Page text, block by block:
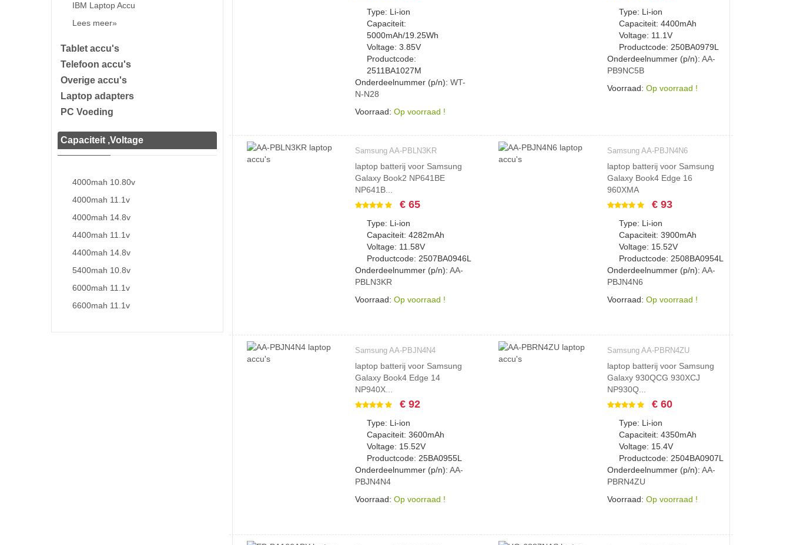
IBM Laptop Accu
Lees meer»
Tablet accu's
Telefoon accu's
Overige accu's
Laptop adapters
PC Voeding
Capaciteit ,Voltage
4000mah 10.80v
4000mah 11.1v
4000mah 14.8v
4400mah 11.1v
4400mah 14.8v
5400mah 10.8v
6000mah 11.1v
6600mah 11.1v
Type: Li-ion
Capaciteit:
5000mAh/19.25Wh
Voltage: 3.85V
Productcode:
2511BA1027M
Onderdeelnummer (p/n): WT-
N-N28
Voorraad: Op voorraad !
Type: Li-ion
Capaciteit: 4400mAh
Voltage: 11.1V
Productcode: 250BA0979L
Onderdeelnummer (p/n): AA-
PB9NC5B
Voorraad: Op voorraad !
Samsung AA-PBLN3KR
laptop batterij voor Samsung
Galaxy Book2 NP641BE
NP641B...
€ 65
Type: Li-ion
Capaciteit: 4282mAh
Voltage: 11.58V
Productcode: 2507BA0946L
Onderdeelnummer (p/n): AA-
PBLN3KR
Voorraad: Op voorraad !
Samsung AA-PBJN4N6
laptop batterij voor Samsung
Galaxy Book4 Edge 16
960XMA
€ 93
Type: Li-ion
Capaciteit: 3900mAh
Voltage: 15.52V
Productcode: 2508BA0954L
Onderdeelnummer (p/n): AA-
PBJN4N6
Voorraad: Op voorraad !
Samsung AA-PBJN4N4
laptop batterij voor Samsung
Galaxy Book4 Edge 14
NP940X...
€ 92
Type: Li-ion
Capaciteit: 3600mAh
Voltage: 15.52V
Productcode: 25BA0955L
Onderdeelnummer (p/n): AA-
PBJN4N4
Voorraad: Op voorraad !
Samsung AA-PBRN4ZU
laptop batterij voor Samsung
Galaxy 930QCG 930XCJ
NP930Q...
€ 60
Type: Li-ion
Capaciteit: 4350mAh
Voltage: 15.4V
Productcode: 2504BA0907L
Onderdeelnummer (p/n): AA-
PBRN4ZU
Voorraad: Op voorraad !